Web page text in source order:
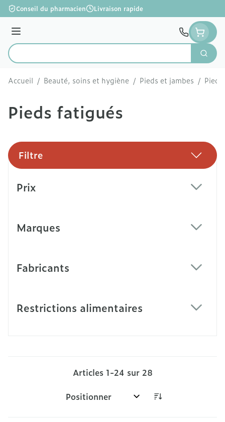
Aller au contenu
Conseil du pharmacien Livraison rapide
Menu
Rechercher
Accueil / Beauté, soins et hygiène / Pieds et jambes /
Pieds fatigués
Filtre
Prix
Marques
Fabricants
Restrictions alimentaires
Articles 1-24 sur 28
Trier par: